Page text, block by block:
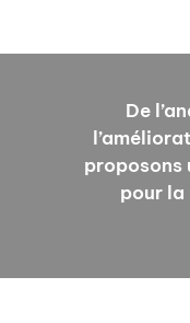
De
proposons
pour